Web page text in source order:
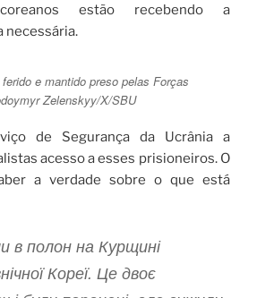
estão recebendo a
necessária.
e mantido preso pelas Forças
Zelenskyy/X/SBU
de Segurança da Ucrânia a
acesso a esses prisioneiros. O
a verdade sobre o que está
в полон на Курщині
Кореї. Це двоє